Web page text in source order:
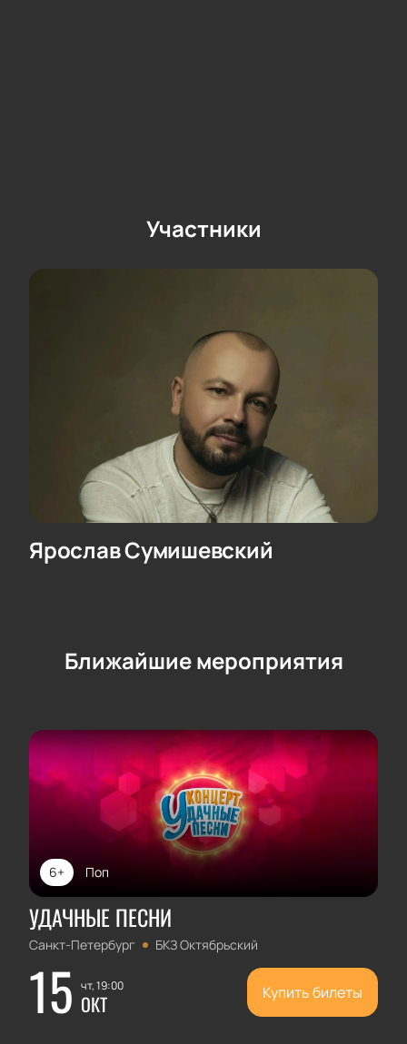
Участники
Ярослав Сумишевский
Ближайшие мероприятия
Поп
6+
УДАЧНЫЕ ПЕСНИ
Санкт-Петербург БКЗ Октябрьский
15 чт, 19:00
ОКТ Купить билеты